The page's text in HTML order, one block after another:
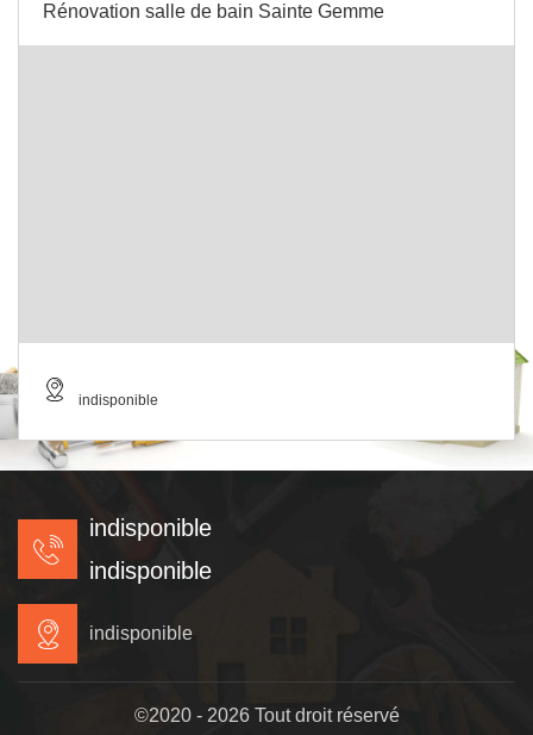
Rénovation salle de bain Sainte Gemme
indisponible
indisponible
indisponible
indisponible
©2020 - 2026 Tout droit réservé